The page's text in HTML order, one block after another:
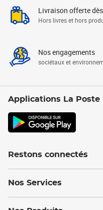
Livraison offerte
Hors livres et hors
Nos engagements
sociétaux et
Applications La Poste
Restons connectés
Nos Services